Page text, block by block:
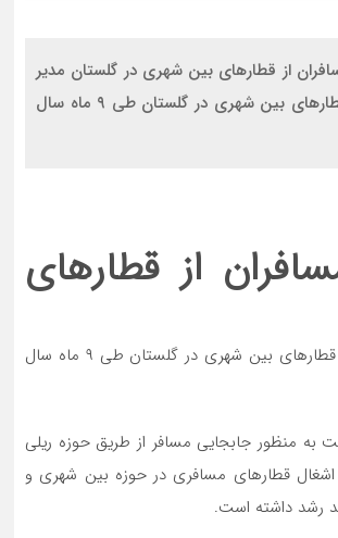
افزایش ۲۲ درصدی استقبال مسافران از قطارهای بین شهری در گلستان مدیر
کل راه آهن شمال شرق ۲ از افزایش ۲۲ درصدی استقبال مسافران از قطارهای بین شهری در گلستان طی ۹ ماه سال
مسافران از قطارهای
مدیر کل راه آهن شمال شرق ۲ از افزایش ۲۲ درصدی استقبال مسافران از قطارهای بین شهری در گلستان طی ۹ ماه سال
به منظور جابجایی مسافر از طریق حوزه ریلی
آذرماه امسال، ضریب اشغال قطارهای مسافری در حوزه بین شهری و